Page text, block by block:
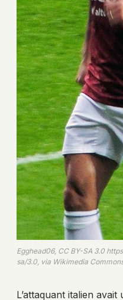
Egghead06, CC BY-SA 3.0
sa/3.0, via Wikimedia
L’attaquant italien